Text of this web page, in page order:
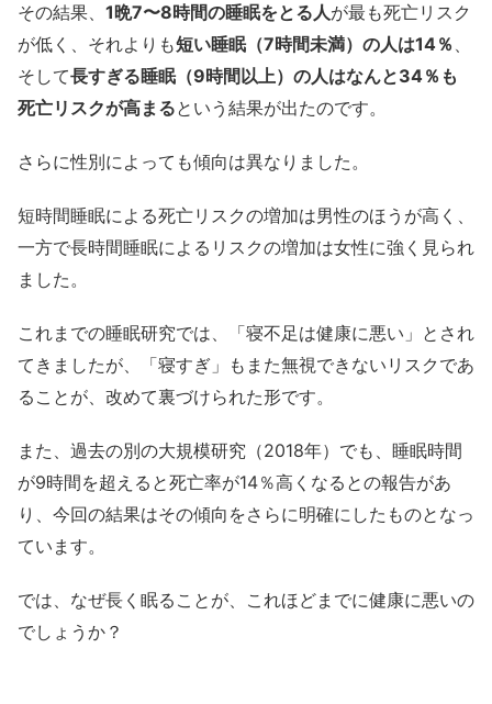
その結果、 1晩7〜8時間の睡眠をとる人が最も死亡リスク
が低く、それよりも短い睡眠（7時間未満）の人は14％ 、
そして長すぎる睡眠（9時間以上）の人はなんと34％も
死亡リスクが高まるという結果が出たのです。
さらに性別によっても傾向は異なりました。
短時間睡眠による死亡リスクの増加は男性のほうが高く、
一方で長時間睡眠によるリスクの増加は女性に強く見られ
ました。
これまでの睡眠研究では、「寝不足は健康に悪い」とされ
てきましたが、「寝すぎ」もまた無視できないリスクであ
ることが、改めて裏づけられた形です。
また、過去の別の大規模研究（2018年）でも、睡眠時間
が9時間を超えると死亡率が14％高くなるとの報告があ
り、今回の結果はその傾向をさらに明確にしたものとなっ
ています。
では、なぜ長く眠ることが、これほどまでに健康に悪いの
でしょうか？